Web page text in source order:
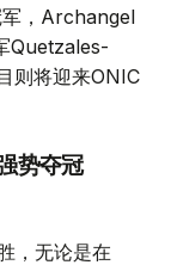
军，Archangel
Quetzales-
则将迎来ONIC
势夺冠
，无论是在